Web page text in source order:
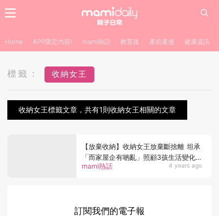
Home APP限定內容! mami熱話 教育路 產前產後 健康資訊
標籤： 收納女王
收納女王標籤文章，共有1則收納女王相關的文章
mami熱話 4 years ago
【放棄收納】收納女王放棄斷捨離 坦承
「而家屋企有啲亂」照顧3孩生活變化
大 網：咁樣先至真實
訂閱我們的電子報